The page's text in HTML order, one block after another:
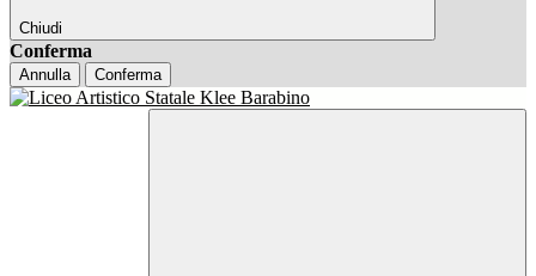
Chiudi
Conferma
Annulla Conferma